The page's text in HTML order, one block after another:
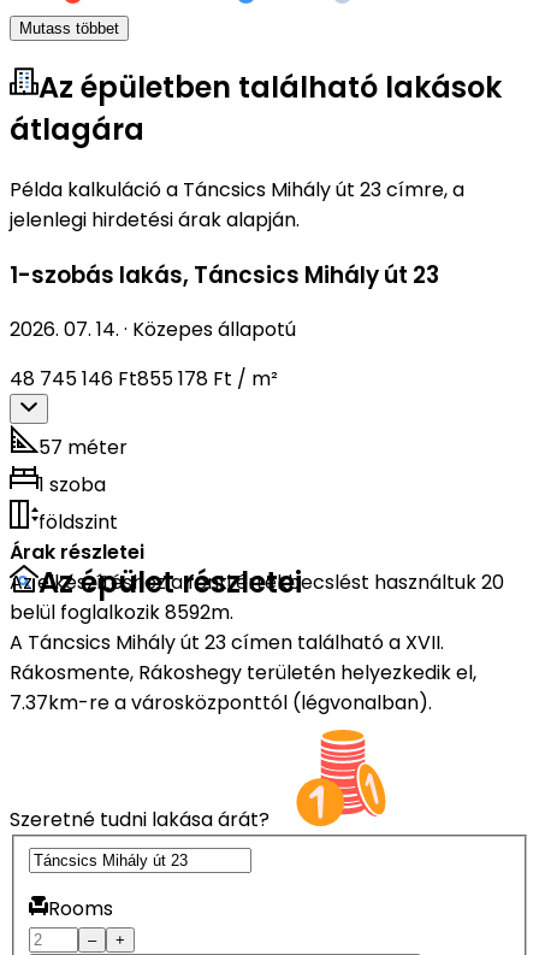
Mutass többet
Az épületben található lakások
átlagára
Példa kalkuláció a Táncsics Mihály út 23 címre, a
jelenlegi hirdetési árak alapján.
1-szobás lakás, Táncsics Mihály út 23
2026. 07. 14. · Közepes állapotú
48 745 146 Ft855 178 Ft / m²
57 méter
1 szoba
földszint
Árak részletei
Az elkészítéshez a fenti értékbecslést használtuk 20
belül foglalkozik 8592m.
Az épület részletei
A Táncsics Mihály út 23 címen található a XVII.
Rákosmente, Rákoshegy területén helyezkedik el,
7.37km-re a városközponttól (légvonalban).
Szeretné tudni lakása árát?
Rooms
– +